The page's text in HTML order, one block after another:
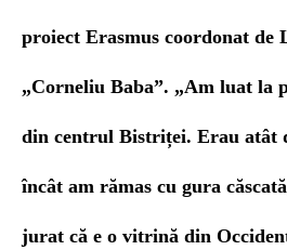
proiect Erasmus coordonat de
„Corneliu Baba”. „Am luat la
din centrul Bistriței. Erau atât
încât am rămas cu gura
jurat că e o vitrină din